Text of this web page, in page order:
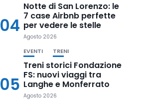
04
Notte di San Lorenzo: le
7 case Airbnb perfette
per vedere le stelle
Agosto 2026
05
EVENTI TRENI
Treni storici Fondazione
FS: nuovi viaggi tra
Langhe e Monferrato
Agosto 2026